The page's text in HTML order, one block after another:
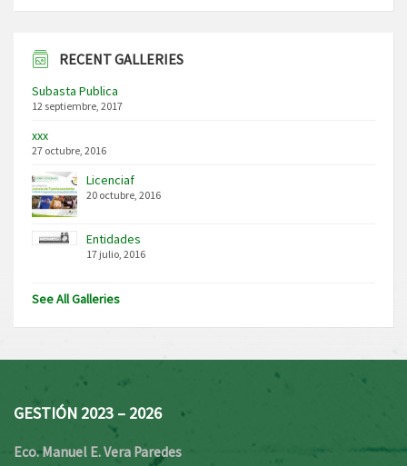
RECENT GALLERIES
Subasta Publica
12 septiembre, 2017
xxx
27 octubre, 2016
Licenciaf
20 octubre, 2016
Entidades
17 julio, 2016
See All Galleries
GESTIÓN 2023 – 2026
Eco. Manuel E. Vera Paredes